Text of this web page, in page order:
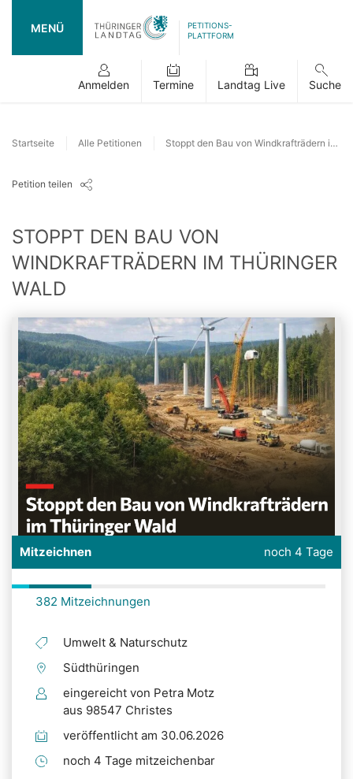
MENÜ
PETITIONS-
PLATTFORM
Anmelden Termine Landtag Live Suche
Startseite Alle Petitionen Stoppt den Bau von Windkrafträdern im Thüringer Wald
Petition teilen
STOPPT DEN BAU VON
WINDKRAFTRÄDERN IM THÜRINGER
WALD
Mitzeichnen noch 4 Tage
382 Mitzeichnungen
Umwelt & Naturschutz
Südthüringen
eingereicht von Petra Motz
aus 98547 Christes
veröffentlicht am 30.06.2026
noch 4 Tage mitzeichenbar